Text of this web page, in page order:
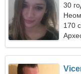
30
170